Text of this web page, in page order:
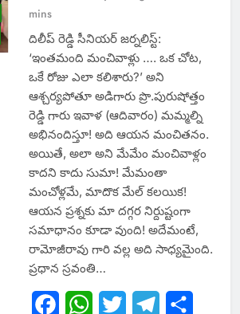
mins
దిలీప్ రెడ్డి సీనియర్ జర్నలిస్ట్:
‘ఇంతమంది మంచివాళ్లు …. ఒక చోట,
ఒకే రోజు ఎలా కలిశారు?’ అని
ఆశ్చర్యపోతూ అడిగారు ప్రొ.పురుషోత్తం
రెడ్డి గారు ఇవాళ (ఆదివారం) మమ్మల్ని
అభినందిస్తూ! అది ఆయన మంచితనం.
అయితే, అలా అని మేమేం మంచివాళ్లం
కాదని కాదు సుమా! మేమంతా
మంచోళ్లమే, మాదొక మేల్ కలయిక!
ఆయన ప్రశ్నకు మా దగ్గర నిర్దుష్టంగా
సమాధానం కూడా వుంది! అదేమంటే,
రామోజీరావు గారి వల్ల అది సాధ్యమైంది.
ప్రధాన స్రవంతి…
FacebookWhatsApp
Twitter Telegram